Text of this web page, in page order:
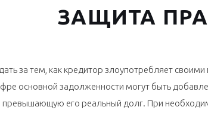
ЗАЩИТА
за тем, как кредитор злоупотребляет
основной задолженности могут быть
превышающую его реальный долг. При